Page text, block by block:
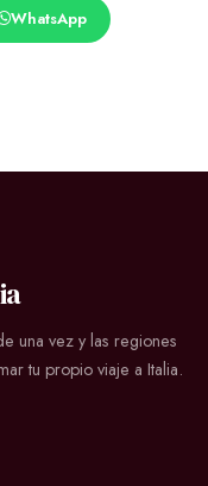
WhatsApp
una vez y las regiones
tu propio viaje a Italia.